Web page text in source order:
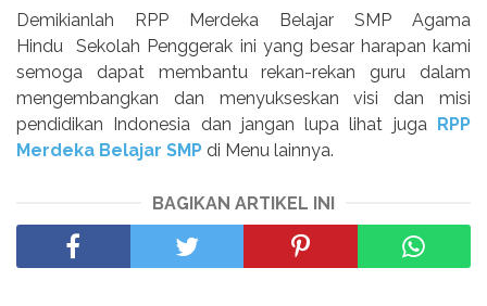
Demikianlah RPP Merdeka Belajar SMP Agama
Hindu Sekolah Penggerak ini yang besar harapan kami
semoga dapat membantu rekan-rekan guru dalam
mengembangkan dan menyukseskan visi dan misi
pendidikan Indonesia dan jangan lupa lihat juga
RPP
Merdeka Belajar SMP di Menu lainnya.
BAGIKAN ARTIKEL INI